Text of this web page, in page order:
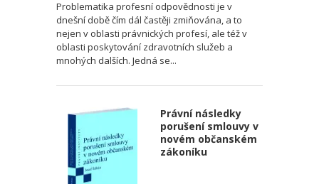
Problematika profesní odpovědnosti je v
dnešní době čím dál častěji zmiňována, a to
nejen v oblasti právnických profesí, ale též v
oblasti poskytování zdravotních služeb a
mnohých dalších. Jedná se...
Právní následky
porušení smlouvy v
novém občanském
zákoníku